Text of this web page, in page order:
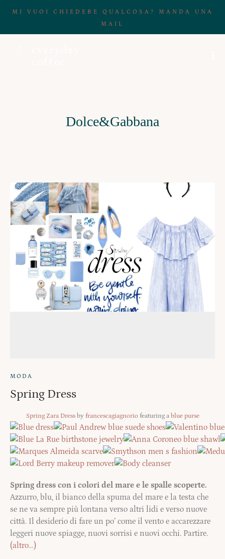
MI VUOI CHIEDERE QUALCOSA? MANDA UNA
MAIL
Dolce&Gabbana
MODA
Spring Dress
Spring Zara Dressby francescagiagnoriofeaturing a blue purse
Spring dress con i colori del mare e le spalle scoperte.
Azzurro, blu, il bianco della spuma del mare e la testa che
se ne va sempre più lontana verso altri lidi e verso nuove
città. Il desiderio di fare un po’ come il vento e accarezzare
leggeri nuove spiagge, nuovi sorrisi e nuovi occhi. Partire.
(altro…)